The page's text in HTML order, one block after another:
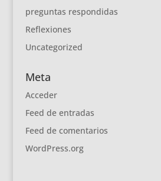
preguntas respondidas
Reflexiones
Uncategorized
Meta
Acceder
Feed de entradas
Feed de comentarios
WordPress.org